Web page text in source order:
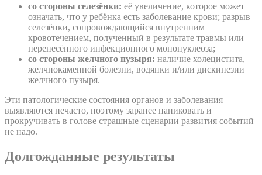
со стороны селезёнки: её увеличение, которое может
означать, что у ребёнка есть заболевание крови; разрыв
селезёнки, сопровождающийся внутренним
кровотечением, полученный в результате травмы или
перенесённого инфекционного мононуклеоза;
со стороны желчного пузыря: наличие холецистита,
желчнокаменной болезни, водянки и/или дискинезии
желчного пузыря.
Эти патологические состояния органов и заболевания
выявляются нечасто, поэтому заранее паниковать и
прокручивать в голове страшные сценарии развития событий
не надо.
Долгожданные результаты